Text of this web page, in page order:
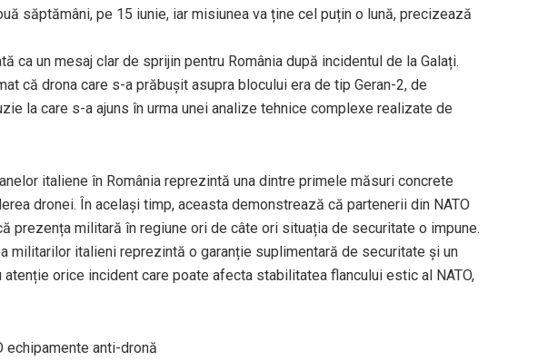
săptămâni, pe 15 iunie, iar misiunea va ține cel puțin o lună, precizează
ca un mesaj clar de sprijin pentru România după incidentul de la Galați.
că drona care s-a prăbușit asupra blocului era de tip Geran-2, de
la care s-a ajuns în urma unei analize tehnice complexe realizate de
italiene în România reprezintă una dintre primele măsuri concrete
dronei. În același timp, aceasta demonstrează că partenerii din NATO
prezența militară în regiune ori de câte ori situația de securitate o impune.
militarilor italieni reprezintă o garanție suplimentară de securitate și un
orice incident care poate afecta stabilitatea flancului estic al NATO,
echipamente anti-dronă